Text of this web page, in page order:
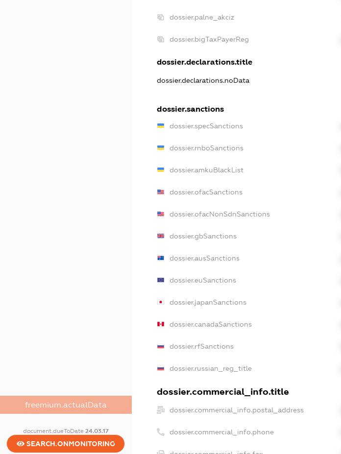
freemium.actualData
document.dueToDate 24.03.17
SEARCH.ONMONITORING
dossier.palne_akciz
dossier.bigTaxPayerReg
dossier.declarations.title
dossier.declarations.noData
dossier.sanctions
dossier.specSanctions
dossier.rnboSanctions
dossier.amkuBlackList
dossier.ofacSanctions
dossier.ofacNonSdnSanctions
dossier.gbSanctions
dossier.ausSanctions
dossier.euSanctions
dossier.japanSanctions
dossier.canadaSanctions
dossier.rfSanctions
dossier.russian_reg_title
dossier.commercial_info.title
dossier.commercial_info.postal_address
dossier.commercial_info.phone